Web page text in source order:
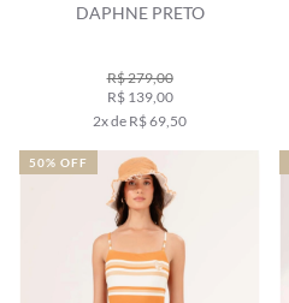
DAPHNE PRETO
R$ 279,00
R$ 139,00
2x de R$ 69,50
50% OFF